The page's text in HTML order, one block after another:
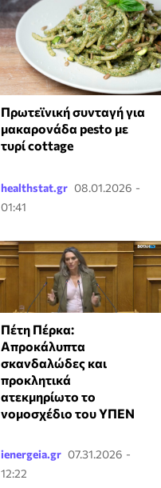
Πρωτεϊνική συνταγή για
μακαρονάδα pesto με
τυρί cottage
healthstat.gr 08.01.2026 -
01:41
Πέτη Πέρκα:
Απροκάλυπτα
σκανδαλώδες και
προκλητικά
ατεκμηρίωτο το
νομοσχέδιο του ΥΠΕΝ
ienergeia.gr 07.31.2026 -
12:22